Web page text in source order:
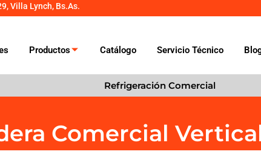
Villa Lynch, Bs.As.
Productos Catálogo Servicio Técnico
Refrigeración Comercial
Comercial